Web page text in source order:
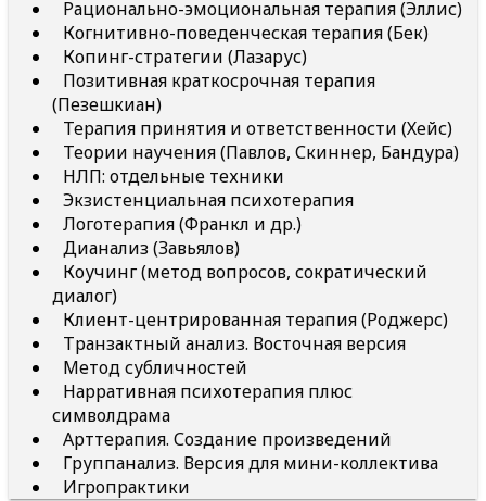
Рационально-эмоциональная терапия (Эллис)
Когнитивно-поведенческая терапия (Бек)
Копинг-стратегии (Лазарус)
Позитивная краткосрочная терапия
(Пезешкиан)
Терапия принятия и ответственности (Хейс)
Теории научения (Павлов, Скиннер, Бандура)
НЛП: отдельные техники
Экзистенциальная психотерапия
Логотерапия (Франкл и др.)
Дианализ (Завьялов)
Коучинг (метод вопросов, сократический
диалог)
Клиент-центрированная терапия (Роджерс)
Транзактный анализ. Восточная версия
Метод субличностей
Нарративная психотерапия плюс
символдрама
Арттерапия. Создание произведений
Группанализ. Версия для мини-коллектива
Игропрактики